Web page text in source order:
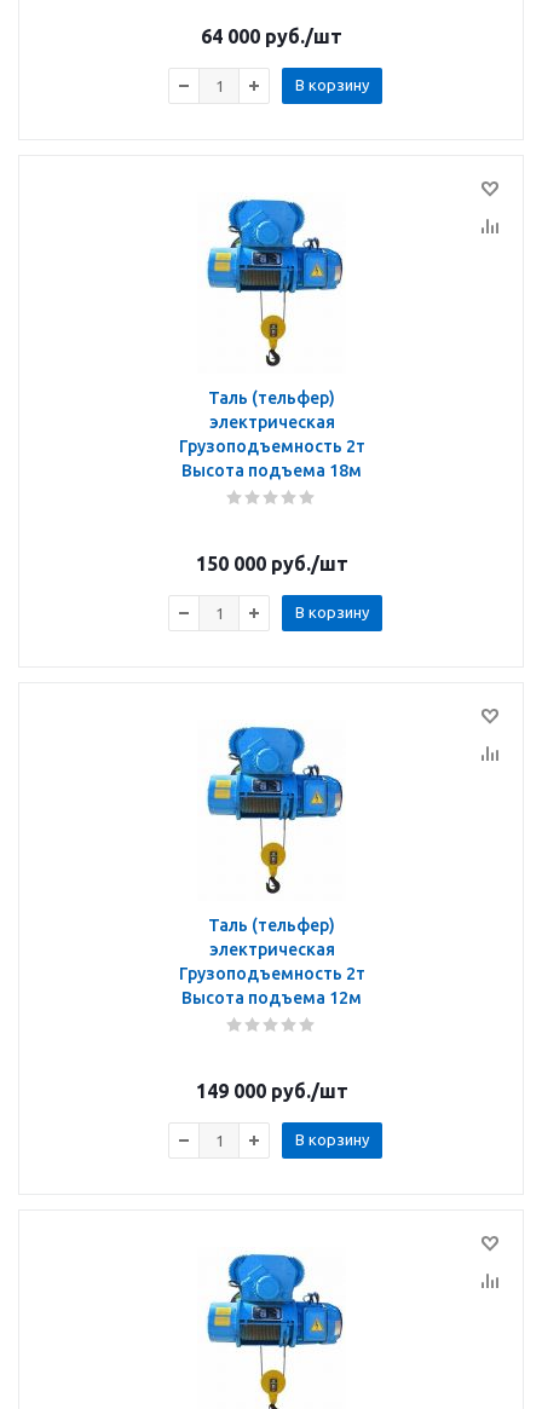
64 000 руб./шт
В корзину
Таль (тельфер)
электрическая
Грузоподъемность 2т
Высота подъема 18м
150 000руб./шт
В корзину
Таль (тельфер)
электрическая
Грузоподъемность 2т
Высота подъема 12м
149 000руб./шт
В корзину